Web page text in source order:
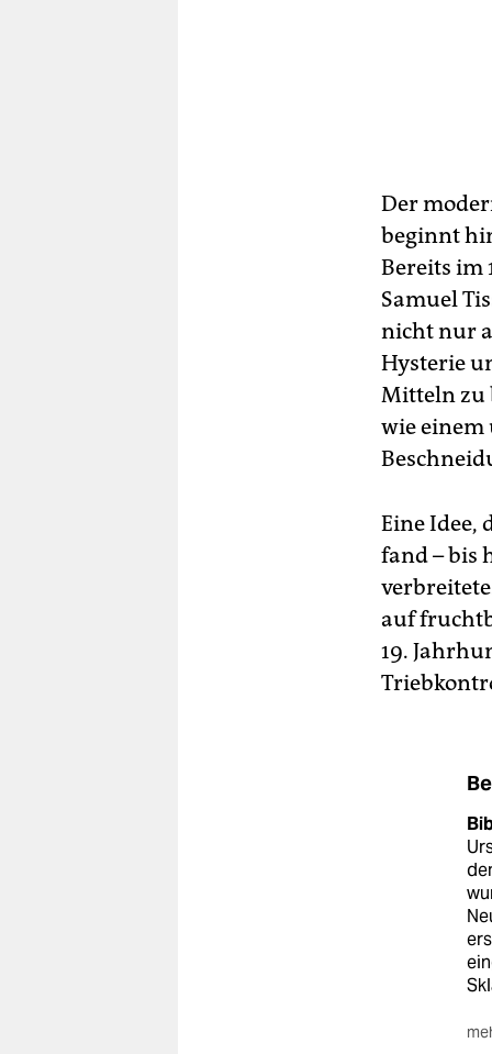
Der
beginnt
Bereits im
Samuel
nicht nur
Hysterie
Mitteln zu
wie einem
Eine Idee,
fand – bis
auf
19.